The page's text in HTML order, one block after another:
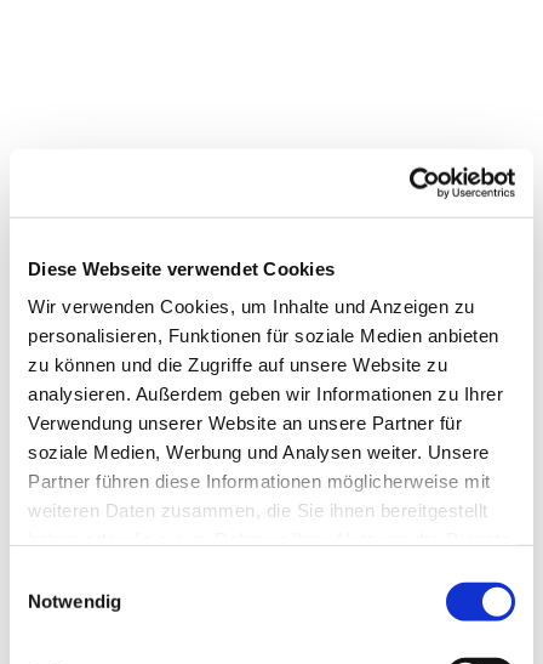
Diese Webseite verwendet Cookies
Wir verwenden Cookies, um Inhalte und Anzeigen zu
personalisieren, Funktionen für soziale Medien anbieten
zu können und die Zugriffe auf unsere Website zu
analysieren. Außerdem geben wir Informationen zu Ihrer
Verwendung unserer Website an unsere Partner für
soziale Medien, Werbung und Analysen weiter. Unsere
Partner führen diese Informationen möglicherweise mit
weiteren Daten zusammen, die Sie ihnen bereitgestellt
Notwendig
Dies könnte Sie auch
interessieren